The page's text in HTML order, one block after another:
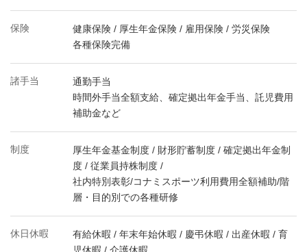
保険
健康保険 / 厚生年金保険 / 雇用保険 / 労災保険
各種保険完備
諸手当
通勤手当
時間外手当全額支給、確定拠出年金手当、託児費用
補助金など
制度
厚生年金基金制度 / 財形貯蓄制度 / 確定拠出年金制
度 / 従業員持株制度 /
社内特別表彰/コナミスポーツ利用費用全額補助/階
層・目的別での各種研修
休日休暇
有給休暇 / 年末年始休暇 / 慶弔休暇 / 出産休暇 / 育